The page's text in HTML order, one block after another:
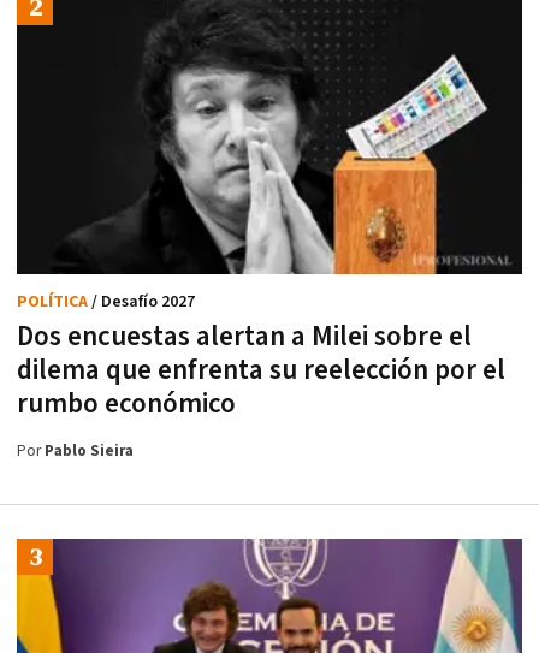
Dos encuestas alertan a Milei sobre el
dilema que enfrenta su reelección por el
rumbo económico
POLÍTICA/ Desafío 2027
PorPablo Sieira